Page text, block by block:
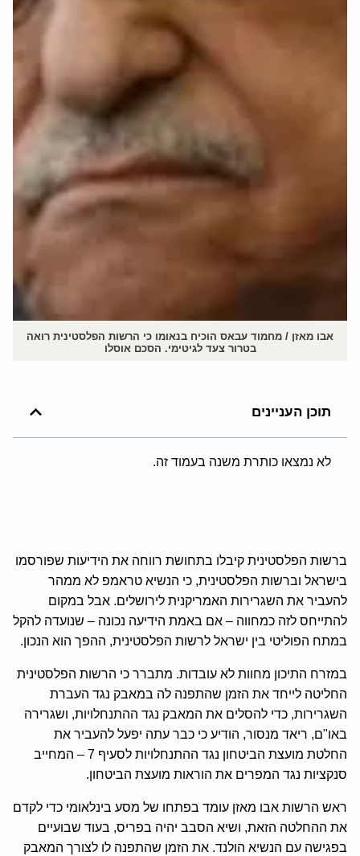
אבו מאזן / מחמוד עבאס הוכיח בנאומו כי הרשות הפלסטינית רואה
בטרור צעד לגיטימי. הסכם אוסלו
תוכן העניינים
לא נמצאו כותרת משנה בעמוד זה.
ברשות הפלסטינית קיבלו בתחושת רווחה את הידיעות שפורסמו
בישראל וברשות הפלסטינית, כי הנשיא טראמפ לא ממהר
להעביר את השגרירות האמריקנית לירושלים. אבל במקום
להתייחס לזה כמחווה – אם באמת הידיעה נכונה – שנועדה להקל
במתח הפוליטי בין ישראל לרשות הפלסטינית, ההפך הוא הנכון.
במזרח התיכון מחוות לא עובדות. מתברר כי הרשות הפלסטינית
החליטה לייחד את הזמן שהתפנה לה במאבק נגד העברת
השגרירות, כדי להסלים את המאבק נגד ההתנחלויות, ושגרירה
באו"ם, ריאד מנסור, הודיע כי כבר עתה יפעל להעביר את
החלטת מועצת הביטחון נגד ההתנחלויות לסעיף 7 – המחייב
סנקציות נגד המפרים את הוראות מועצת הביטחון.
ראש הרשות אבו מאזן עומד בפתחו של מסע בינלאומי כדי לקדם
את ההחלטה הזאת, ושיא הסבב יהיה בפריס, בעוד שבועיים
בפגישה עם הנשיא הולנד. את הזמן שהתפנה לו לצורך המאבק